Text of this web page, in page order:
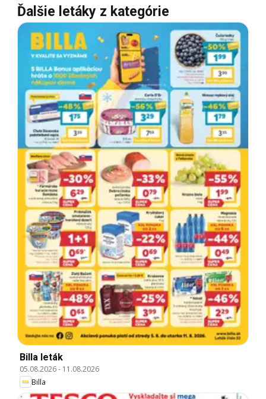
Ďalšie letáky z kategórie
Billa leták
05.08.2026- 11.08.2026
Billa